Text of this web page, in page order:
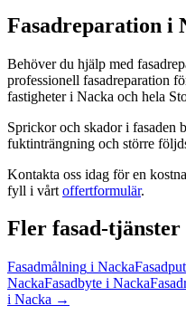
Fasadreparation i
Behöver du hjälp med
professionell fasadreparation
fastigheteri Nacka och hela
Sprickor och skador i fasaden
fuktinträngning och större
Kontakta oss idag för en
fyll i vårt offertformulär.
Fler fasad-tjänster
Fasadmålning i Nacka
NackaFasadbyte i Nacka
i Nacka →